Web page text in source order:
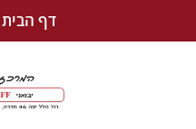
דף הבית